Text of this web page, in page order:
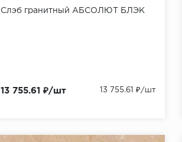
Слэб гранитный АБСОЛЮТ БЛЭК
13 755.61 ₽/шт 13 755.61 ₽/шт